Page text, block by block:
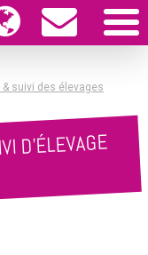
suivi des élevages
D'ÉLEVAGE